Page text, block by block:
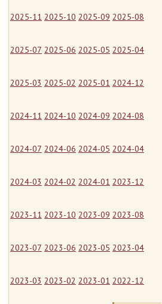
2025-11 2025-10 2025-09 2025-08
2025-07 2025-06 2025-05 2025-04
2025-03 2025-02 2025-01 2024-12
2024-11 2024-10 2024-09 2024-08
2024-07 2024-06 2024-05 2024-04
2024-03 2024-02 2024-01 2023-12
2023-11 2023-10 2023-09 2023-08
2023-07 2023-06 2023-05 2023-04
2023-03 2023-02 2023-01 2022-12